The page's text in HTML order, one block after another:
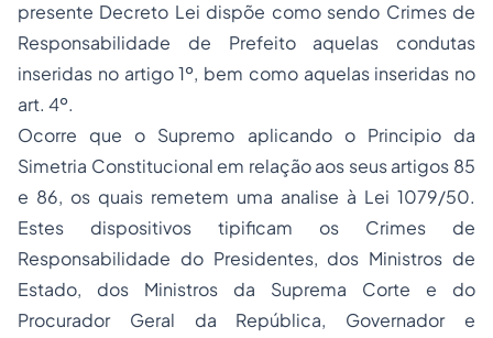
presente Decreto Lei dispõe como sendo Crimes de
Responsabilidade de Prefeito aquelas condutas
inseridas no artigo 1º, bem como aquelas inseridas no
art. 4º.
Ocorre que o Supremo aplicando o Principio da
Simetria Constitucional em relação aos seus artigos 85
e 86, os quais remetem uma analise à Lei 1079/50.
Estes dispositivos tipificam os Crimes de
Responsabilidade do Presidentes, dos Ministros de
Estado, dos Ministros da Suprema Corte e do
Procurador Geral da República, Governador e